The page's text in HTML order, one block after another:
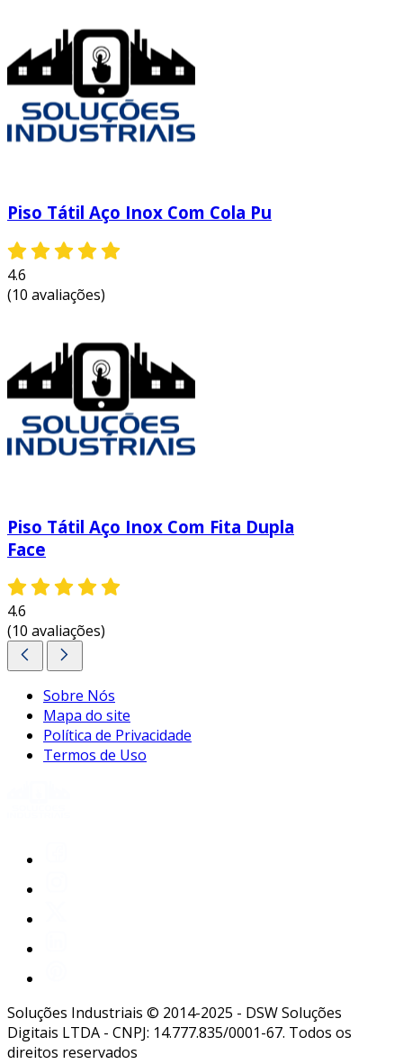
Piso Tátil Aço Inox Com Cola Pu
4.6
(10 avaliações)
Piso Tátil Aço Inox Com Fita Dupla
Face
4.6
(10 avaliações)
Sobre Nós
Mapa do site
Política de Privacidade
Termos de Uso
Soluções Industriais © 2014-2025 - DSW Soluções
Digitais LTDA - CNPJ: 14.777.835/0001-67. Todos os
direitos reservados